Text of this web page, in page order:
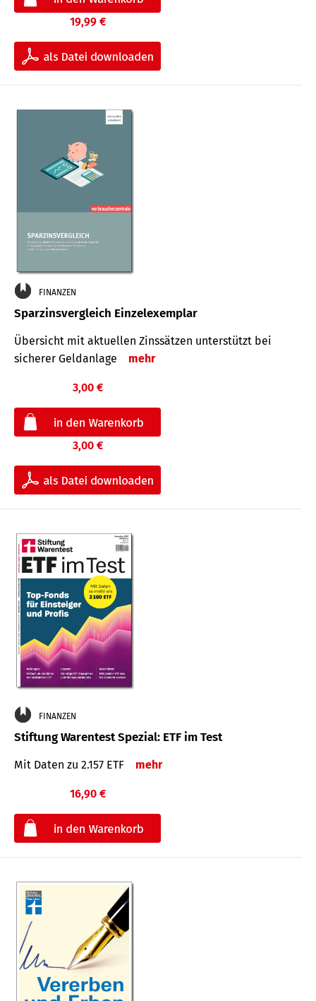
19,99 €
FINANZEN
Sparzinsvergleich Einzelexemplar
Übersicht mit aktuellen Zinssätzen unterstützt bei
sicherer Geldanlage
mehr
3,00 €
3,00 €
FINANZEN
Stiftung Warentest Spezial: ETF im Test
Mit Daten zu 2.157 ETF mehr
16,90 €